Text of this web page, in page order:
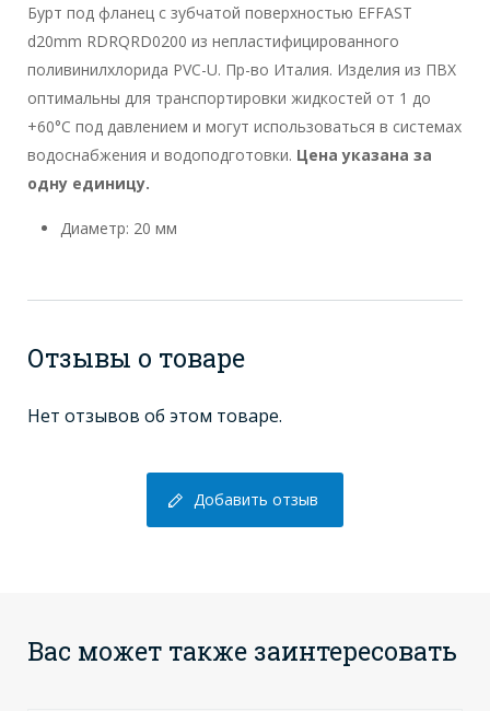
Бурт под фланец с зубчатой поверхностью EFFAST
d20mm RDRQRD0200 из непластифицированного
поливинилхлорида PVC-U. Пр-во Италия. Изделия из ПВХ
оптимальны для транспортировки жидкостей от 1 до
+60°C под давлением и могут использоваться в системах
водоснабжения и водоподготовки. Цена указана за
одну единицу.
Диаметр: 20 мм
Отзывы о товаре
Нет отзывов об этом товаре.
Добавить отзыв
Вас может также заинтересовать